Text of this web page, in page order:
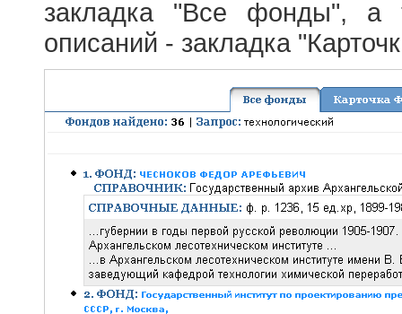
закладка "Все фонды", а
описаний - закладка